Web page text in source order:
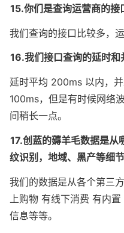
15.你们是查询运营商的接
我们查询的接口比较多，
16.我们接口查询的延时和
延时平均 200ms 以内，
100ms，但是有时候网络
间稍长一点。
17.创蓝的薅羊毛数据是从
纹识别，地域、黑产等细
我们的数据是从各个第三
上购物 有线下消费 有内
信息等等。